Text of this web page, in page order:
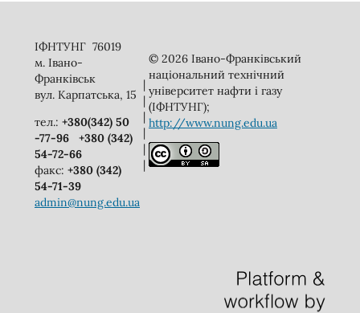
ІФНТУНГ 76019
м. Івано-
Франківськ
вул. Карпатська, 15
тел.: +380(342) 50
-77-96
+380 (342)
54-72-66
факс: +380 (342)
54-71-39
admin@nung.edu.ua
|
|
|
|
|
|
© 2026 Івано-Франківський
національний технічний
університет нафти і газу
(ІФНТУНГ);
http://www.nung.edu.ua